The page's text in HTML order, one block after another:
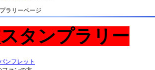
ラリーページ